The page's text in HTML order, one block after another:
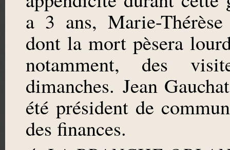
a 3 ans, Marie-
dont la mort pèsera
notamment, des
dimanches. Jean
été président de
des finances.